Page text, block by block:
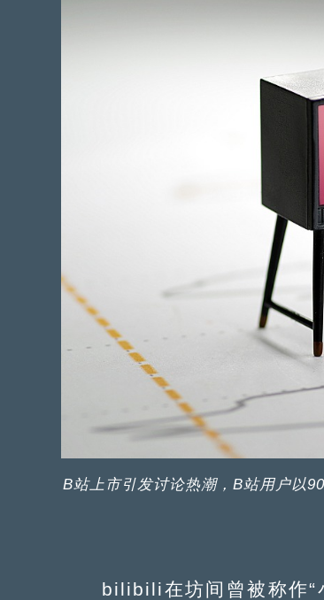
B站上市引发讨论热潮，B站用户以
bilibili在坊间曾被称作“小